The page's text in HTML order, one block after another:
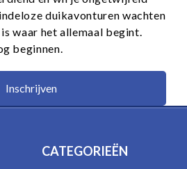
duikavonturen wachten
waar het allemaal begint.
beginnen.
Inschrijven
CATEGORIEËN